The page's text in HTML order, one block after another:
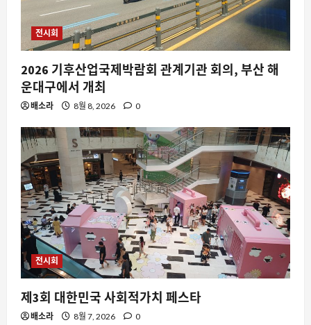
전시회
2026 기후산업국제박람회 관계기관 회의, 부산 해
운대구에서 개최
배소라 8월 8, 2026 0
전시회
제3회 대한민국 사회적가치 페스타
배소라 8월 7, 2026 0
자동차
뉴욕시가 아마존과 월마트에 보낸 경고
장, 한국 모빌리티 시장에 던지는 신호
8월 9, 2026 0
아이폰 17 가격 인상 시점이 8월 10일로
앞당겨진다는 루머가 뜨는 이유